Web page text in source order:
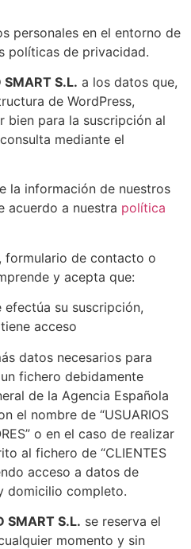
personales en el entorno de
políticas de privacidad.
SMART S.L. a los datos que,
de WordPress,
bien para la suscripción al
mediante el
la información de nuestros
acuerdo a nuestra política
formulario de contacto o
y acepta que:
efectúa su suscripción,
tiene acceso
datos necesarios para
fichero debidamente
de la Agencia Española
el nombre de “USUARIOS
o en el caso de realizar
al fichero de “CLIENTES
acceso a datos de
domicilio completo.
SMART S.L. se reserva el
momento y sin